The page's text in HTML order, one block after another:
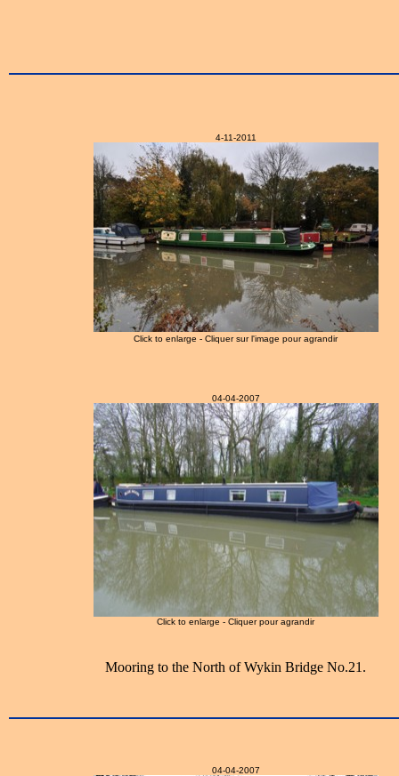
4-11-2011
Click to enlarge - Cliquer sur l'image pour agrandir
04-04-2007
Click to enlarge - Cliquer pour agrandir
Mooring to the North of Wykin Bridge No.21.
04-04-2007